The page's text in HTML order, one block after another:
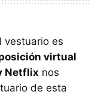
vestuario es
virtual
Netflix nos
de esta